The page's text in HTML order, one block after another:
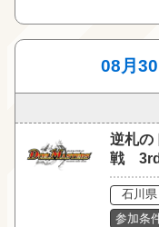
08月
逆札の
戦 3rd
石川県
参加条